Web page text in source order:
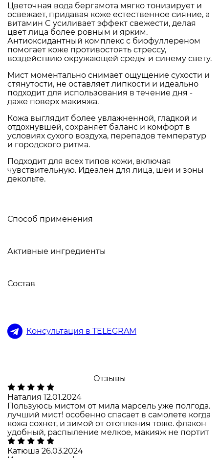
Цветочная вода бергамота мягко тонизирует и
освежает, придавая коже естественное сияние, а
витамин C усиливает эффект свежести, делая
цвет лица более ровным и ярким.
Антиоксидантный комплекс с биофуллереном
помогает коже противостоять стрессу,
воздействию окружающей среды и синему свету.
Мист моментально снимает ощущение сухости и
стянутости, не оставляет липкости и идеально
подходит для использования в течение дня -
даже поверх макияжа.
Кожа выглядит более увлажненной, гладкой и
отдохнувшей, сохраняет баланс и комфорт в
условиях сухого воздуха, перепадов температур
и городского ритма.
Подходит для всех типов кожи, включая
чувствительную. Идеален для лица, шеи и зоны
декольте.
Способ применения
Активные ингредиенты
Состав
Консультация в TELEGRAM
Отзывы
Наталия 12.01.2024
Пользуюсь мистом от мила марсель уже полгода.
лучший мист! особенно спасает в самолете когда
кожа сохнет, и зимой от отопления тоже. флакон
удобный, распыление мелкое, макияж не портит
Катюша 26.03.2024